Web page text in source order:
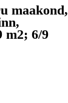
maakond,
m2; 6/9